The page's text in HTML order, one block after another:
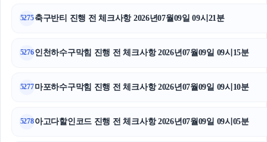
재산분할소송
5275축구반티 진행 전 체크사항 2026년07월09일 09시21분
5276인천하수구막힘 진행 전 체크사항 2026년07월09일 09시15분
5277마포하수구막힘 진행 전 체크사항 2026년07월09일 09시10분
5278아고다할인코드 진행 전 체크사항 2026년07월09일 09시05분